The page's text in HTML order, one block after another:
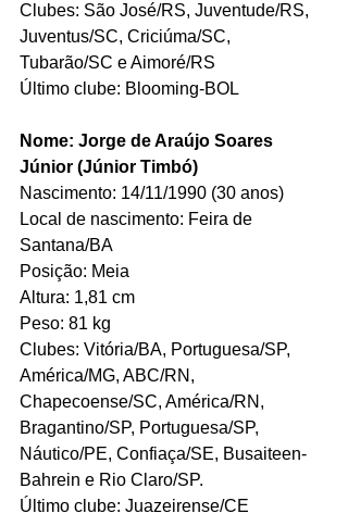
Clubes: São José/RS, Juventude/RS,
Juventus/SC, Criciúma/SC,
Tubarão/SC e Aimoré/RS
Último clube: Blooming-BOL
Nome: Jorge de Araújo Soares
Júnior (Júnior Timbó)
Nascimento: 14/11/1990 (30 anos)
Local de nascimento: Feira de
Santana/BA
Posição: Meia
Altura: 1,81 cm
Peso: 81 kg
Clubes: Vitória/BA, Portuguesa/SP,
América/MG, ABC/RN,
Chapecoense/SC, América/RN,
Bragantino/SP, Portuguesa/SP,
Náutico/PE, Confiaça/SE, Busaiteen-
Bahrein e Rio Claro/SP.
Último clube: Juazeirense/CE